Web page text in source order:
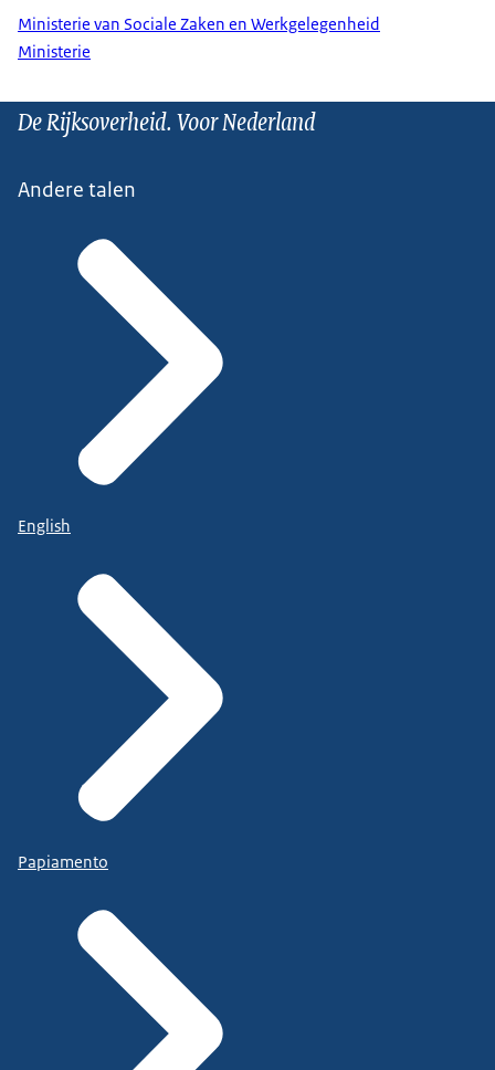
Ministerie van Sociale Zaken en Werkgelegenheid
Ministerie
De Rijksoverheid. Voor Nederland
Andere talen
English
Papiamento